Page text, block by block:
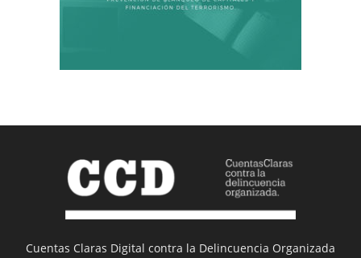
Cuentas Claras Digital contra la Delincuencia Organizada